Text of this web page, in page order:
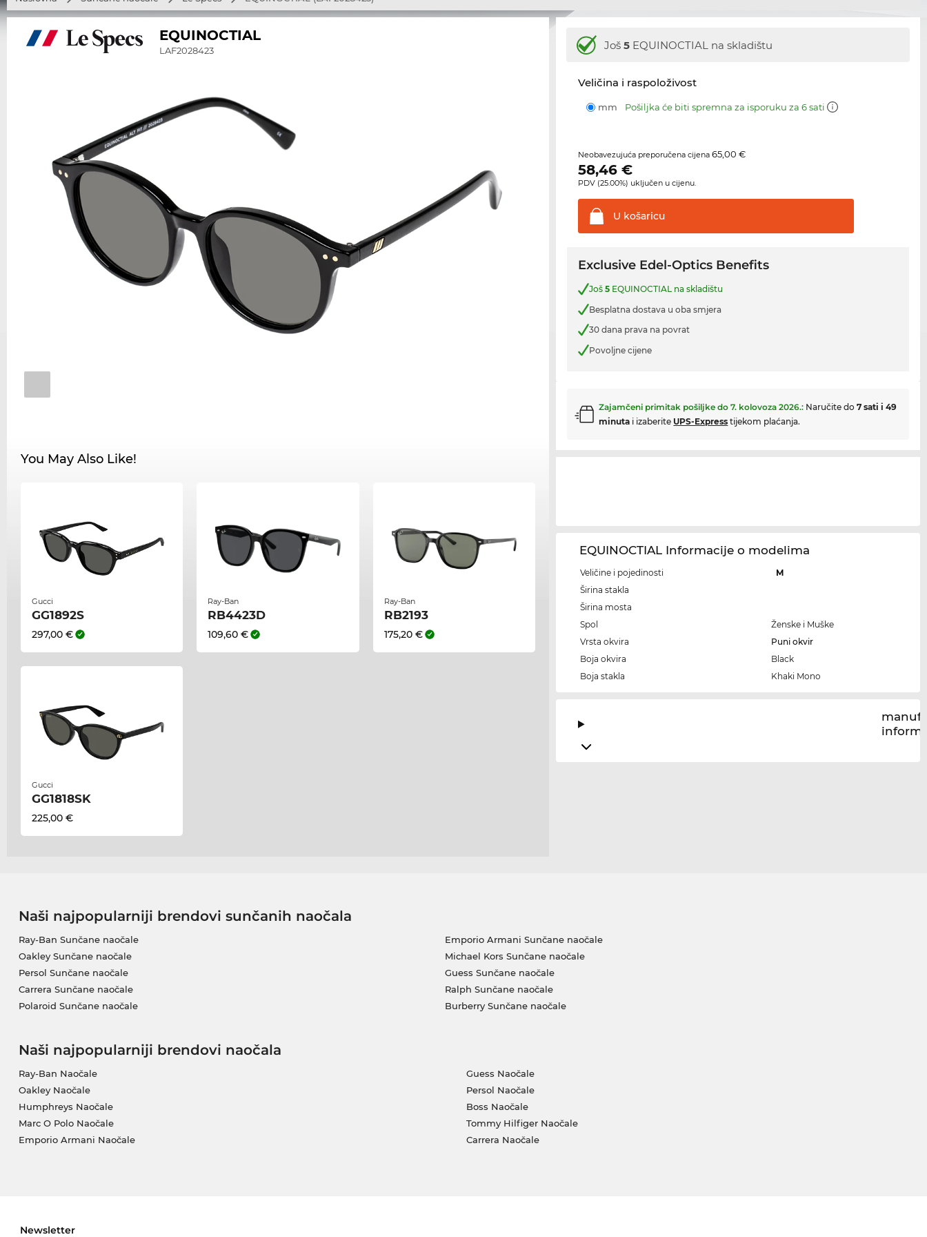
EQUINOCTIAL
LAF2028423
You May Also Like!
Gucci
GG1892S
297,00 €
Ray-Ban
RB4423D
109,60 €
Ray-Ban
RB2193
175,20 €
Gucci
GG1818SK
225,00 €
Još5 EQUINOCTIAL na skladištu
Veličina i raspoloživost
mm Pošiljka će biti spremna za isporuku za 6 sati
Neobavezujuća preporučena cijena65,00 €
58,46 €
PDV (25.00%) uključen u cijenu.
U košaricu
Exclusive Edel-Optics Benefits
Još5 EQUINOCTIAL na skladištu
Besplatna dostava u oba smjera
30 dana prava na povrat
Povoljne cijene
Zajamčeni primitak pošiljke do7. kolovoza 2026.: Naručite do7 sati i 49
minuta i izaberite UPS-Express tijekom plaćanja.
EQUINOCTIAL Informacije o modelima
Veličine i pojedinosti
M
Širina stakla
Širina mosta
Spol
Ženske i Muške
Vrsta okvira
Puni okvir
Boja okvira
Black
Boja stakla
Khaki Mono
Naši najpopularniji brendovi sunčanih naočala
Ray-Ban Sunčane naočale
Oakley Sunčane naočale
Persol Sunčane naočale
Carrera Sunčane naočale
Polaroid Sunčane naočale
Emporio Armani Sunčane naočale
Michael Kors Sunčane naočale
Guess Sunčane naočale
Ralph Sunčane naočale
Burberry Sunčane naočale
Naši najpopularniji brendovi naočala
Ray-Ban Naočale
Oakley Naočale
Humphreys Naočale
Marc O Polo Naočale
Emporio Armani Naočale
Guess Naočale
Persol Naočale
Boss Naočale
Tommy Hilfiger Naočale
Carrera Naočale
Newsletter